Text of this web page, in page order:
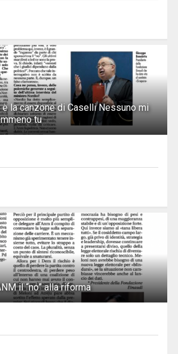
è la canzone di Caselli Nessuno mi
tu
il “no” alla riforma